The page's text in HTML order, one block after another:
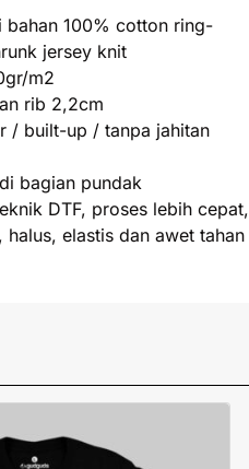
bahan 100% cotton ring-
jersey knit
m2
rib 2,2cm
/ built-up / tanpa jahitan
bagian pundak
DTF, proses lebih cepat,
halus, elastis dan awet tahan